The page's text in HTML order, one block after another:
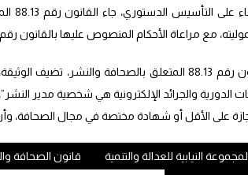
الأحكام المنصوص عليها بالقانون رقم 77.03 المتعلق بالاتصال السمعي البصري.
وبالرجوع لأحكام القانون رقم 88.13 المتعلق
على الأقل أو شهادة مختصة في مجال
النيابية للعدالة والتنمية قانون الصحافة